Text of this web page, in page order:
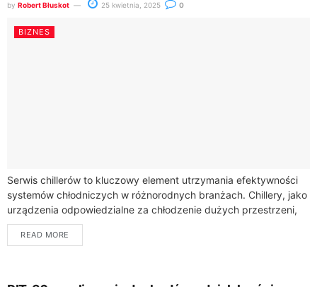
by Robert Błuskot 25 kwietnia, 2025 0
BIZNES
Serwis chillerów to kluczowy element utrzymania efektywności
systemów chłodniczych w różnorodnych branżach. Chillery, jako
urządzenia odpowiedzialne za chłodzenie dużych przestrzeni,
wymagają regularnej konserwacji, aby zapewnić nieprzerwaną
pracę. Serwis chillerów nie...
READ MORE